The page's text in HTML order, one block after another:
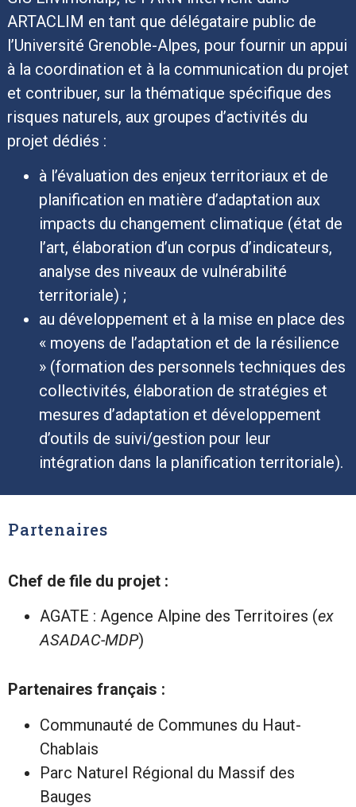
ARTACLIM en tant que délégataire public de
l’Université Grenoble-Alpes, pour fournir un appui
à la coordination et à la communication du projet
et contribuer, sur la thématique spécifique des
risques naturels, aux groupes d’activités du
projet dédiés :
à l’évaluation des enjeux territoriaux et de
planification en matière d’adaptation aux
impacts du changement climatique (état de
l’art, élaboration d’un corpus d’indicateurs,
analyse des niveaux de vulnérabilité
territoriale) ;
au développement et à la mise en place des
« moyens de l’adaptation et de la résilience
» (formation des personnels techniques des
collectivités, élaboration de stratégies et
mesures d’adaptation et développement
d’outils de suivi/gestion pour leur
intégration dans la planification territoriale).
Partenaires
Chef de file du projet :
AGATE : Agence Alpine des Territoires (ex
ASADAC-MDP)
Partenaires français :
Communauté de Communes du Haut-
Chablais
Parc Naturel Régional du Massif des
Bauges